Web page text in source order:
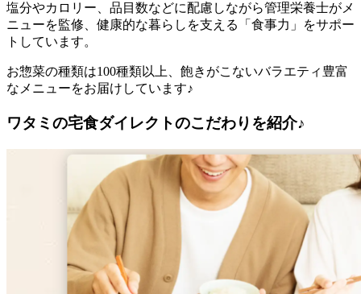
塩分やカロリー、品目数などに配慮しながら管理栄養士がメ
ニューを監修、健康的な暮らしを支える「食事力」をサポー
トしています。
お惣菜の種類は100種類以上、飽きがこないバラエティ豊富
なメニューをお届けしています♪
ワタミの宅食ダイレクトのこだわりを紹介♪